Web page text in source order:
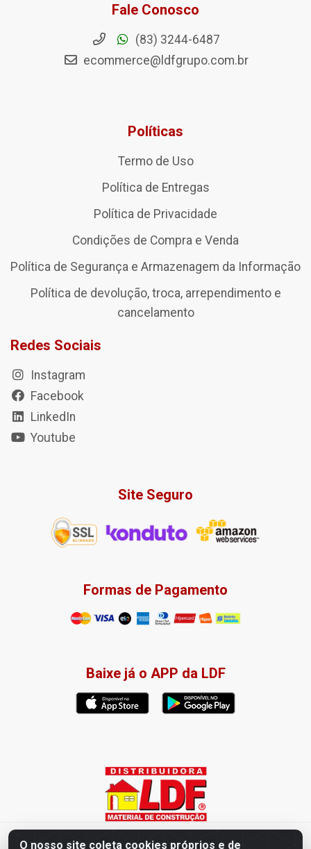
O nosso site coleta cookies próprios e de
Fale Conosco
(83) 3244-6487
ecommerce@ldfgrupo.com.br
Políticas
Termo de Uso
Política de Entregas
Política de Privacidade
Condições de Compra e Venda
Política de Segurança e Armazenagem da Informação
Política de devolução, troca, arrependimento e
cancelamento
Redes Sociais
Instagram
Facebook
LinkedIn
Youtube
Site Seguro
Formas de Pagamento
Baixe já o APP da LDF
Distribuidora LDF - Av. Presidente Tancredo Neves, 203 – Bairro